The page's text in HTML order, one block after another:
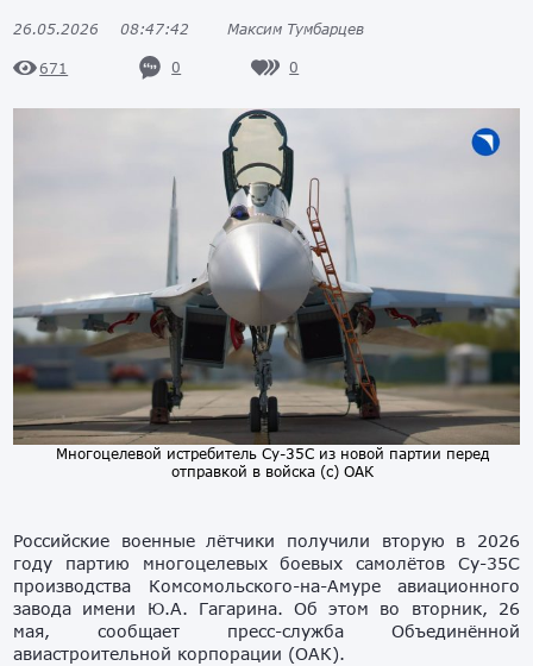
26.05.2026 08:47:42 Максим Тумбарцев
671 0 0
Многоцелевой истребитель Су-35С из новой партии перед
отправкой в войска (с) ОАК
Российские военные лётчики получили вторую в 2026
году партию многоцелевых боевых самолётов Су-35С
производства Комсомольского-на-Амуре авиационного
завода имени Ю.А. Гагарина. Об этом во вторник, 26
мая, сообщает пресс-служба Объединённой
авиастроительной корпорации (ОАК).